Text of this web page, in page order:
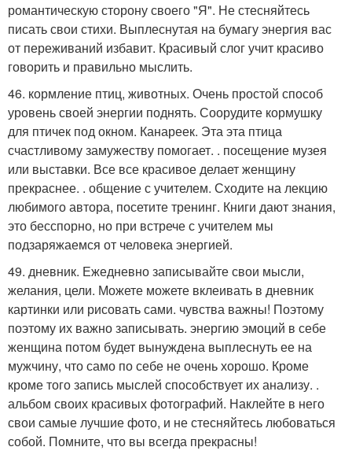
романтическую сторону своего "Я". Не стесняйтесь
писать свои стихи. Выплеснутая на бумагу энергия вас
от переживаний избавит. Красивый слог учит красиво
говорить и правильно мыслить.
46. кормление птиц, животных. Очень простой способ
уровень своей энергии поднять. Соорудите кормушку
для птичек под окном. Канареек. Эта эта птица
счастливому замужеству помогает. . посещение музея
или выставки. Все все красивое делает женщину
прекраснее. . общение с учителем. Сходите на лекцию
любимого автора, посетите тренинг. Книги дают знания,
это бесспорно, но при встрече с учителем мы
подзаряжаемся от человека энергией.
49. дневник. Ежедневно записывайте свои мысли,
желания, цели. Можете можете вклеивать в дневник
картинки или рисовать сами. чувства важны! Поэтому
поэтому их важно записывать. энергию эмоций в себе
женщина потом будет вынуждена выплеснуть ее на
мужчину, что само по себе не очень хорошо. Кроме
кроме того запись мыслей способствует их анализу. .
альбом своих красивых фотографий. Наклейте в него
свои самые лучшие фото, и не стесняйтесь любоваться
собой. Помните, что вы всегда прекрасны!